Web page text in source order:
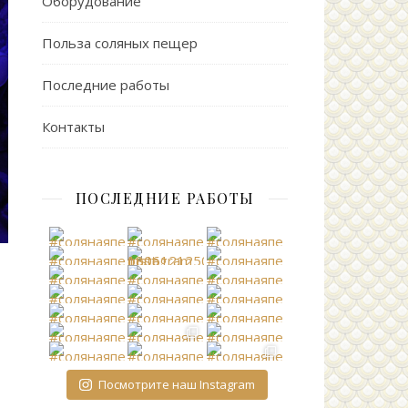
Польза соляных пещер
Последние работы
Контакты
ПОСЛЕДНИЕ РАБОТЫ
Посмотрите наш Instagram